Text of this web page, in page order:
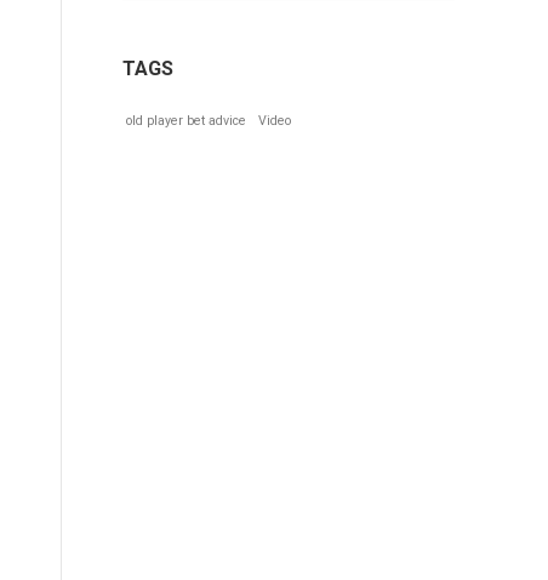
TAGS
old player bet advice Video